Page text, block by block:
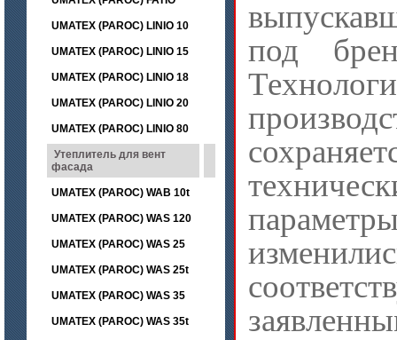
UMATEX (PAROC) LINIO 10
UMATEX (PAROC) LINIO 15
UMATEX (PAROC) LINIO 18
UMATEX (PAROC) LINIO 20
UMATEX (PAROC) LINIO 80
Утеплитель для вент
фасада
UMATEX (PAROC) WAB 10t
UMATEX (PAROC) WAS 120
UMATEX (PAROC) WAS 25
UMATEX (PAROC) WAS 25t
UMATEX (PAROC) WAS 35
UMATEX (PAROC) WAS 35t
под